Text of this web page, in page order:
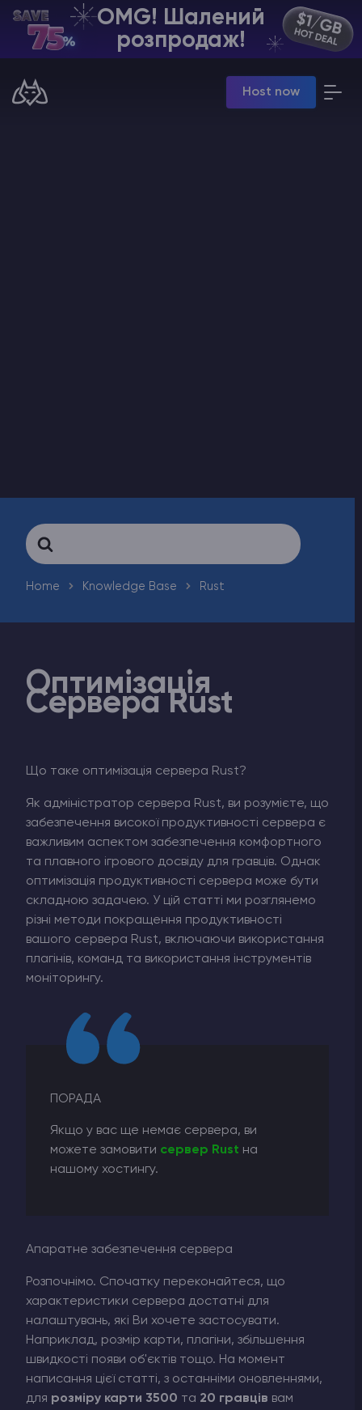
OMG! Шалений
розпродаж!
Host now
UA | USD
Manage your servers & payments
Search
For
Home Knowledge Base Rust
Оптимізація
Сервера Rust
Що таке оптимізація сервера Rust?
Як адміністратор сервера Rust, ви розумієте, що
забезпечення високої продуктивності сервера є
важливим аспектом забезпечення комфортного
та плавного ігрового досвіду для гравців. Однак
оптимізація продуктивності сервера може бути
складною задачею. У цій статті ми розглянемо
різні методи покращення продуктивності
вашого сервера Rust, включаючи використання
плагінів, команд та використання інструментів
моніторингу.
ПОРАДА
Якщо у вас ще немає сервера, ви
можете замовити сервер Rust на
нашому хостингу.
Апаратне забезпечення сервера
Розпочнімо. Спочатку переконайтеся, що
характеристики сервера достатні для
налаштувань, які Ви хочете застосувати.
Наприклад, розмір карти, плагіни, збільшення
швидкості появи об'єктів тощо. На момент
написання цієї статті, з останніми оновленнями,
для розміру карти 3500 та 20 гравців вам